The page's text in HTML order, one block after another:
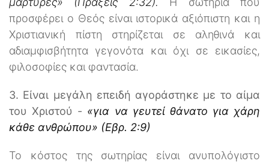
προσφέρει ο Θεός είναι ιστορικά αξιόπιστη και η
Χριστιανική πίστη στηρίζεται σε αληθινά και
αδιαμφισβήτητα γεγονότα και όχι σε εικασίες,
φιλοσοφίες και φαντασία.
3. Είναι μεγάλη επειδή αγοράστηκε με το αίμα
του Χριστού - «για να γευτεί θάνατο για χάρη
κάθε ανθρώπου» (Εβρ. 2:9)
Το κόστος της σωτηρίας είναι ανυπολόγιστο